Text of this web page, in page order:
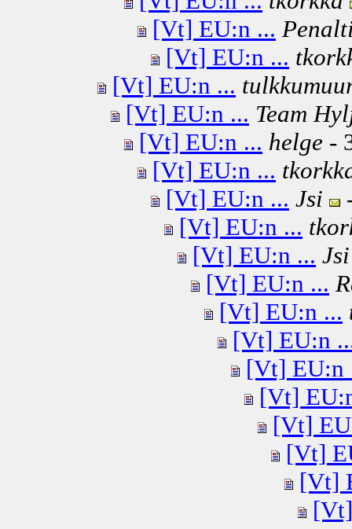
[Vt] EU:n ...
[Vt] EU:n ...
[Vt] EU:n ...
[Vt] EU:n ... Team
[Vt] EU:n ... helge -
[Vt] EU:n ...
[Vt] EU:n ... Jsi
[Vt] EU:n ...
[Vt] EU:n ... Jsi
[Vt] EU:n ...
[Vt] EU:n ...
[Vt] EU:n
[Vt] EU:n
[Vt]
[Vt]
[Vt]
[Vt]